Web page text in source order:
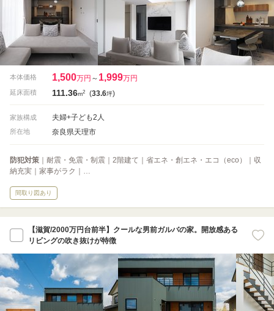
本体価格 1,500万円 ～ 1,999万円
延床面積 111.36m2 (33.6坪)
家族構成 夫婦+子ども2人
所在地 奈良県天理市
防犯対策 ｜耐震・免震・制震｜2階建て｜省エネ・創エネ・エコ（eco）｜収
納充実｜家事がラク｜…
間取り図あり
【滋賀/2000万円台前半】クールな男前ガルバの家。開放感ある
リビングの吹き抜けが特徴